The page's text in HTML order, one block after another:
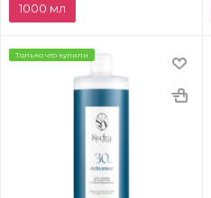
1000 мл
Только что купили